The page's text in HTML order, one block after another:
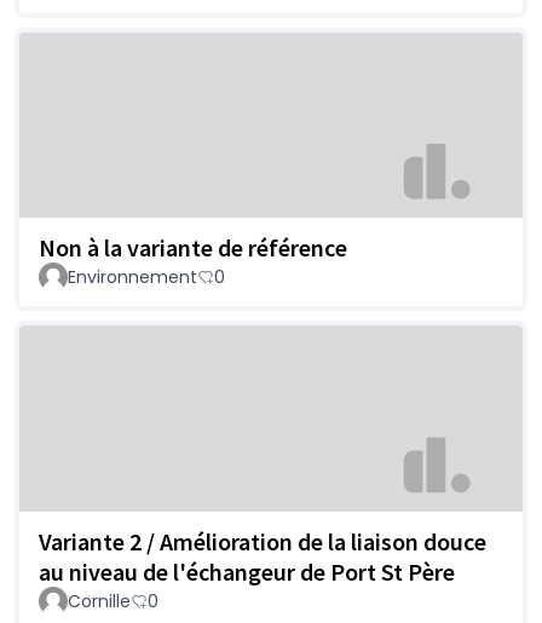
Non à la variante de référence
Environnement 0
Variante 2 / Amélioration de la liaison douce
au niveau de l'échangeur de Port St Père
Cornille 0